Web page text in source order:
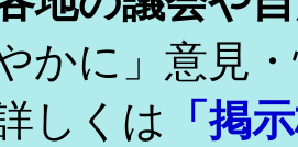
かに」意見
しくは
「掲